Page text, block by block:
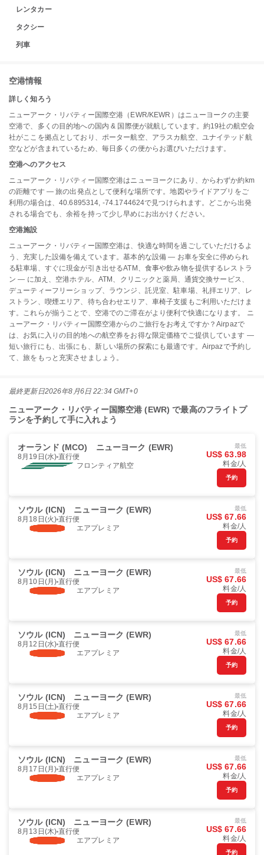
レンタカー
タクシー
列車
空港情報
詳しく知ろう
ニューアーク・リバティー国際空港（EWR/KEWR）はニューヨークの主要
空港で、多くの目的地への国内 & 国際便が就航しています。約19社の航空会
社がここを拠点としており、ポーター航空、アラスカ航空、ユナイテッド航
空などが含まれているため、毎日多くの便からお選びいただけます。
空港へのアクセス
ニューアーク・リバティー国際空港はニューヨークにあり、からわずか約km
の距離です — 旅の出発点として便利な場所です。地図やライドアプリをご
利用の場合は、40.6895314, -74.1744624で見つけられます。どこから出発
される場合でも、余裕を持って少し早めにお出かけください。
空港施設
ニューアーク・リバティー国際空港は、快適な時間を過ごしていただけるよ
う、充実した設備を備えています。基本的な設備 — お車を安全に停められ
る駐車場、すぐに現金が引き出せるATM、食事や飲み物を提供するレストラ
ン — に加え、空港ホテル、ATM、クリニックと薬局、通貨交換サービス、
デューティーフリーショップ、ラウンジ、託児室、駐車場、礼拝エリア、レ
ストラン、喫煙エリア、待ち合わせエリア、車椅子支援もご利用いただけま
す。これらが揃うことで、空港でのご滞在がより便利で快適になります。 ニ
ューアーク・リバティー国際空港からのご旅行をお考えですか？Airpazで
は、お気に入りの目的地への航空券をお得な限定価格でご提供しています —
短い旅行にも、出張にも、新しい場所の探索にも最適です。Airpazで予約し
て、旅をもっと充実させましょう。
最終更新日2026年8月6日 22:34 GMT+0
ニューアーク・リバティー国際空港 (EWR) で最高のフライトプ
ランを予約して手に入れよう
オーランド (MCO) ニューヨーク (EWR)
8月19日(水) 直行便
フロンティア航空
最低
US$ 63.98
料金/人
予約
ソウル (ICN) ニューヨーク (EWR)
8月18日(火) 直行便
エアプレミア
最低
US$ 67.66
料金/人
予約
ソウル (ICN) ニューヨーク (EWR)
8月10日(月) 直行便
エアプレミア
最低
US$ 67.66
料金/人
予約
ソウル (ICN) ニューヨーク (EWR)
8月12日(水) 直行便
エアプレミア
最低
US$ 67.66
料金/人
予約
ソウル (ICN) ニューヨーク (EWR)
8月15日(土) 直行便
エアプレミア
最低
US$ 67.66
料金/人
予約
ソウル (ICN) ニューヨーク (EWR)
8月17日(月) 直行便
エアプレミア
最低
US$ 67.66
料金/人
予約
ソウル (ICN) ニューヨーク (EWR)
8月13日(木) 直行便
エアプレミア
最低
US$ 67.66
料金/人
予約